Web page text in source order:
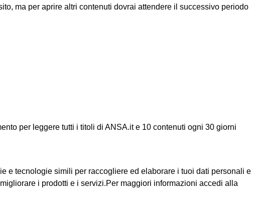
ma per aprire altri contenuti dovrai attendere il successivo periodo
per leggere tutti i titoli di ANSA.it e 10 contenuti ogni 30 giorni
e tecnologie simili per raccogliere ed elaborare i tuoi dati personali e
i prodotti e i servizi.Per maggiori informazioni accedi alla